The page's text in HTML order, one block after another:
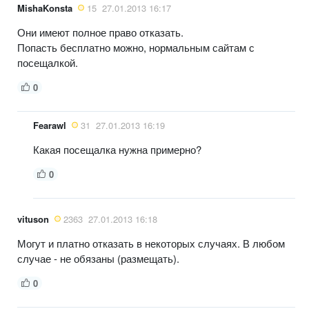
MishaKonsta 15 27.01.2013 16:17
Они имеют полное право отказать.
Попасть бесплатно можно, нормальным сайтам с
посещалкой.
0
Fearawl 31 27.01.2013 16:19
Какая посещалка нужна примерно?
0
vituson 2363 27.01.2013 16:18
Могут и платно отказать в некоторых случаях. В любом
случае - не обязаны (размещать).
0